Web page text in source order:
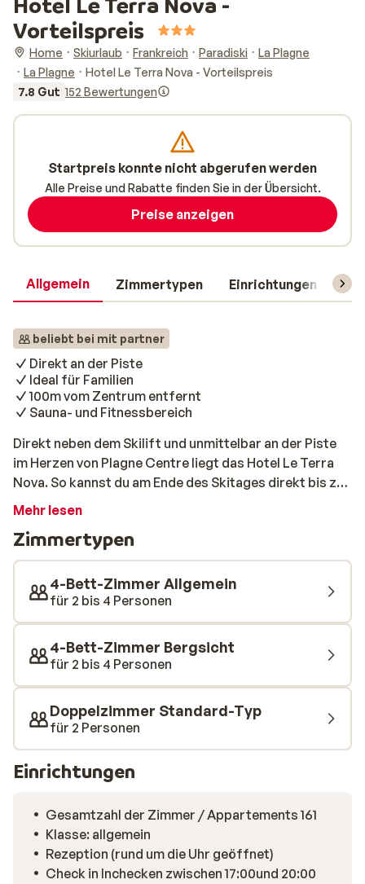
Vorteilspreis
Home Skiurlaub Frankreich Paradiski
La Plagne
La Plagne
Hotel Le Terra Nova - Vorteilspreis
7.8 Gut 152 Bewertungen
Allgemein Zimmertypen Einrichtungen
beliebt bei mit partner
Direkt an der Piste
Ideal für Familien
100m vom Zentrum entfernt
Sauna- und Fitnessbereich
Direkt neben dem Skilift und unmittelbar an der Piste
im Herzen von Plagne Centre liegt das Hotel Le Terra
Nova. So kannst du am Ende des Skitages direkt bis zur
Haustür abfahren – und morgens gibt es keinen Grund
für Familien ist dieses Hotel ideal, wenn ihr auf der
Suche nach einem entspannten und gemütlichen
Winterurlaub seid. Die Zimmer sind geräumig und
komfortabel eingerichtet und verfügen über ein
gepflegtes Bad. Im Restaurant genießt du einen
herrlichen Panoramablick auf die verschneite
Umgebung – und wenn die Sonne scheint, lässt es sich
wunderbar mit einem Getränk auf der Terrasse
Essen ist also bereits inklusive.
Mehr lesen
Zimmertypen
4-Bett-Zimmer Allgemein
für 2 bis 4 Personen
4-Bett-Zimmer Bergsicht
für 2 bis 4 Personen
Doppelzimmer Standard-Typ
für 2 Personen
Einrichtungen
Gesamtzahl der Zimmer / Appartements 161
Klasse: allgemein
Rezeption (rund um die Uhr geöffnet)
Check in Inchecken zwischen 17:00und 20:00
Startpreis konnte nicht abgerufen werden
Alle Preise und Rabatte finden Sie in der Übersicht.
Preise anzeigen